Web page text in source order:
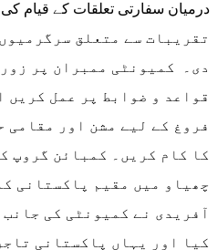
تقریبات سے متعلق
دی۔ کمیونٹی ممبران پر
قواعد و ضوابط پر عمل کریں
فروغ کے لیے مشن اور مقامی
کا کام کریں۔ کمبائن گروپ
چھیاو میں مقیم پاکستانی
آفریدی نے کمیونٹی کی
کیا اور یہاں پاکستانی